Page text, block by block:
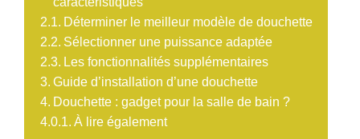
Déterminer le meilleur modèle de douchette
Sélectionner une puissance adaptée
Les fonctionnalités supplémentaires
Guide d’installation d’une douchette
Douchette : gadget pour la salle de bain ?
À lire également